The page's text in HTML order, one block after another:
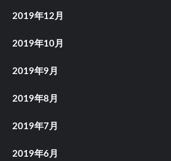
2019年12月
2019年10月
2019年9月
2019年8月
2019年7月
2019年6月